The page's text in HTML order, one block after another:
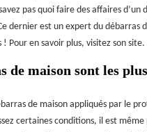
pas quoi faire des affaires
dernier est un expert du débarras
Pour en savoir plus, visitez son site.
de maison sont les
de maison appliqués par le
certaines conditions, il est